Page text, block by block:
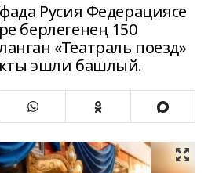
Русия Федерациясе
берлегенең 150
«Театраль поезд»
эшли башлый.